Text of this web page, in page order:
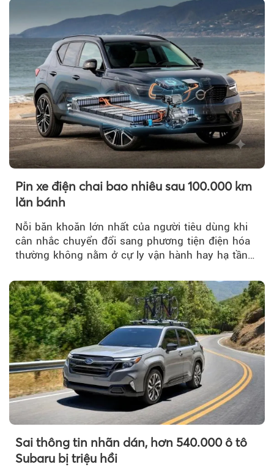
Pin xe điện chai bao nhiêu sau 100.000 km
lăn bánh
Nỗi băn khoăn lớn nhất của người tiêu dùng khi
cân nhắc chuyển đổi sang phương tiện điện hóa
thường không nằm ở cự ly vận hành hay hạ tầng
Sai thông tin nhãn dán, hơn 540.000 ô tô
Subaru bị triệu hồi